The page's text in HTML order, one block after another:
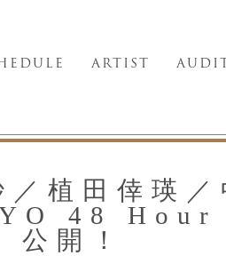
ARTIST
／植田倖瑛
48
開！